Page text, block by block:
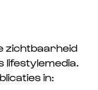
zichtbaarheid
lifestylemedia.
in: